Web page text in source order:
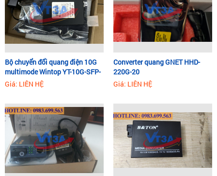
Bộ chuyển đổi quang điện 10G
multimode Wintop YT-10G-SFP-
AS
Giá: LIÊN HỆ
Converter quang GNET HHD-
220G-20
Giá: LIÊN HỆ